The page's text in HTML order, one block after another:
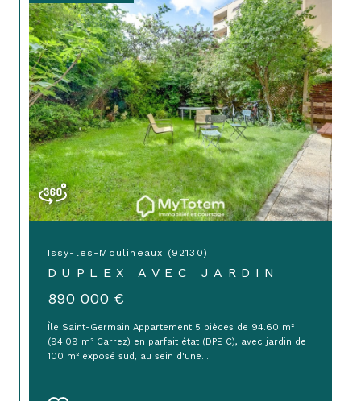
Issy-les-Moulineaux (92130)
DUPLEX AVEC JARDIN
890 000 €
Île Saint-Germain Appartement 5 pièces de 94.60 m²
(94.09 m² Carrez) en parfait état (DPE C), avec jardin de
100 m² exposé sud, au sein d'une...